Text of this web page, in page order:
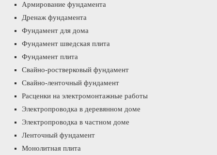
Армирование фундамента
Дренаж фундамента
Фундамент для дома
Фундамент шведская плита
Фундамент плита
Свайно-ростверковый фундамент
Свайно-ленточный фундамент
Расценки на электромонтажные работы
Электропроводка в деревянном доме
Электропроводка в частном доме
Ленточный фундамент
Монолитная плита